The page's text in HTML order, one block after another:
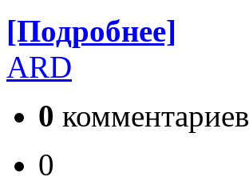
[Подробнее]
ARD
0 комментариев
0